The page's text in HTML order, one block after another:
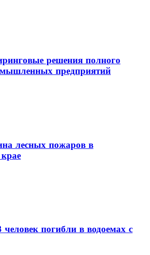
решения полного
предприятий
лесных пожаров в
погибли в водоемах с